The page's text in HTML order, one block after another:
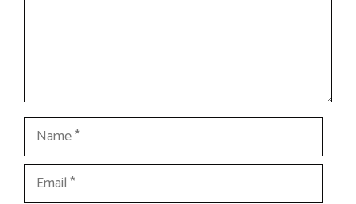
Name
Email